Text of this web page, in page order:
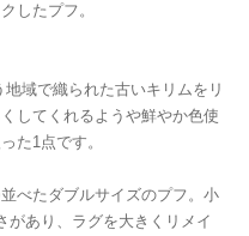
したプフ。
域で織られた古いキリムをリ
してくれるようや鮮やか色使
た1点です。
べたダブルサイズのプフ。小
があり、ラグを大きくリメイ